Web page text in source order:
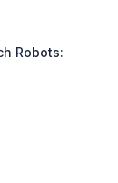
Robots: